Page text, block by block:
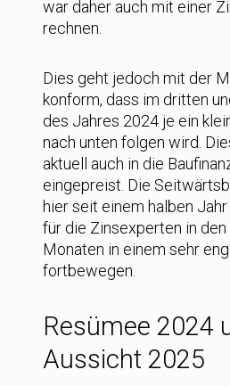
war daher auch mit einer
rechnen.
Dies geht jedoch mit der
konform, dass im dritten
des Jahres 2024 je ein
nach unten folgen wird.
aktuell auch in die
eingepreist. Die
hier seit einem halben
für die Zinsexperten in
Monaten in einem sehr
fortbewegen.
Resümee 2024
Aussicht 2025